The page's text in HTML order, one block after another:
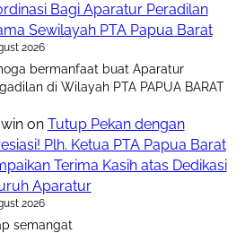
Bagi Aparatur Peradilan
Sewilayah PTA Papua Barat
2026
bermanfaat buat Aparatur
di Wilayah PTA PAPUA BARAT
on Tutup Pekan dengan
Plh. Ketua PTA Papua Barat
Terima Kasih atas Dedikasi
Aparatur
2026
semangat